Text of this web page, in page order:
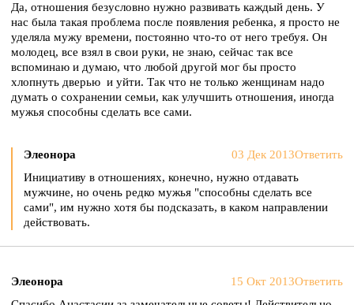
Да, отношения безусловно нужно развивать каждый день. У
нас была такая проблема после появления ребенка, я просто не
уделяла мужу времени, постоянно что-то от него требуя. Он
молодец, все взял в свои руки, не знаю, сейчас так все
вспоминаю и думаю, что любой другой мог бы просто
хлопнуть дверью и уйти. Так что не только женщинам надо
думать о сохранении семьи, как улучшить отношения, иногда
мужья способны сделать все сами.
Элеонора 03 Дек 2013Ответить
Инициативу в отношениях, конечно, нужно отдавать
мужчине, но очень редко мужья "способны сделать все
сами", им нужно хотя бы подсказать, в каком направлении
действовать.
Элеонора 15 Окт 2013Ответить